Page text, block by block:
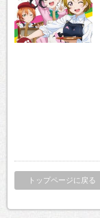
トップページに戻る